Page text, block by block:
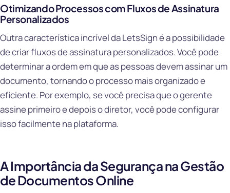
Otimizando Processos com Fluxos de Assinatura
Personalizados
Outra característica incrível da LetsSign é a possibilidade
de criar fluxos de assinatura personalizados. Você pode
determinar a ordem em que as pessoas devem assinar um
documento, tornando o processo mais organizado e
eficiente. Por exemplo, se você precisa que o gerente
assine primeiro e depois o diretor, você pode configurar
isso facilmente na plataforma.
A Importância da Segurança na Gestão
de Documentos Online